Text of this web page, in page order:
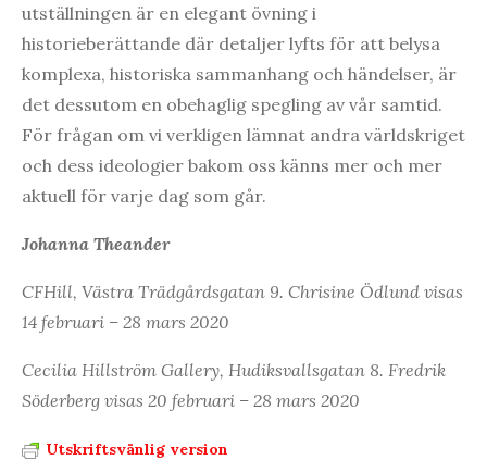
utställningen är en elegant övning i
historieberättande där detaljer lyfts för att belysa
komplexa, historiska sammanhang och händelser, är
det dessutom en obehaglig spegling av vår samtid.
För frågan om vi verkligen lämnat andra världskriget
och dess ideologier bakom oss känns mer och mer
aktuell för varje dag som går.
Johanna Theander
CFHill, Västra Trädgårdsgatan 9. Chrisine Ödlund visas
14 februari – 28 mars 2020
Cecilia Hillström Gallery, Hudiksvallsgatan 8. Fredrik
Söderberg visas 20 februari – 28 mars 2020
Utskriftsvänlig version